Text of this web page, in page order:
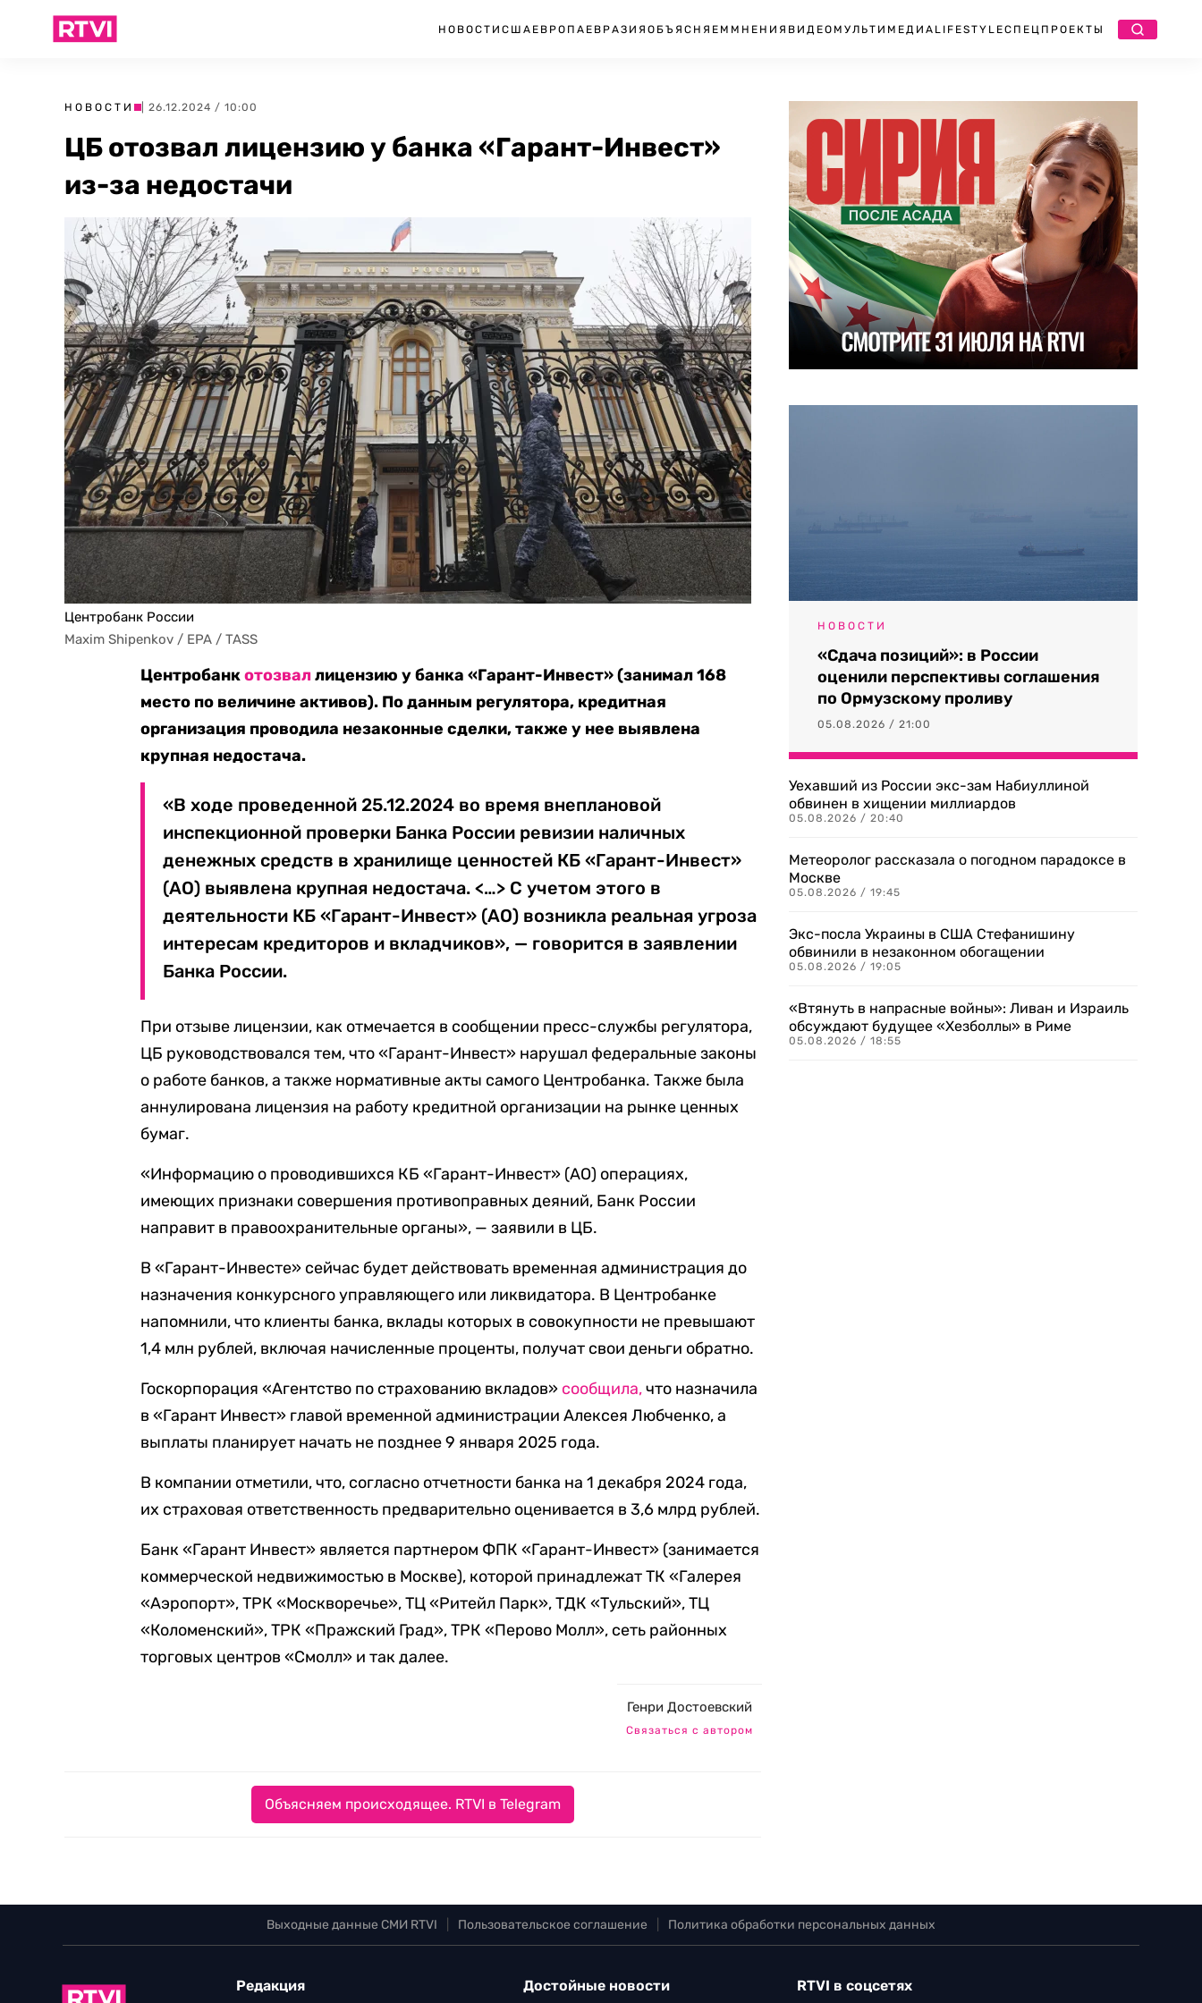
НОВОСТИ США ЕВРОПА ЕВРАЗИЯ ОБЪЯСНЯЕМ МНЕНИЯ ВИДЕО МУЛЬТИМЕДИА LIFESTYLEСПЕЦПРОЕКТЫ
НОВОСТИ | 26.12.2024 / 10:00
ЦБ отозвал лицензию у банка «Гарант-Инвест»
из-за недостачи
Центробанк России
Maxim Shipenkov / EPA / TASS
Центробанкотозваллицензию у банка «Гарант-Инвест» (занимал 168
место по величине активов). По данным регулятора, кредитная
организация проводила незаконные сделки, также у нее выявлена
крупная недостача.
«В ходе проведенной 25.12.2024 во время внеплановой
инспекционной проверки Банка России ревизии наличных
денежных средств в хранилище ценностей КБ «Гарант-Инвест»
(АО) выявлена крупная недостача. <…> С учетом этого в
деятельности КБ «Гарант-Инвест» (АО) возникла реальная угроза
интересам кредиторов и вкладчиков», — говорится в заявлении
Банка России.
При отзыве лицензии, как отмечается в сообщении пресс-службы регулятора,
ЦБ руководствовался тем, что «Гарант-Инвест» нарушал федеральные законы
о работе банков, а также нормативные акты самого Центробанка. Также была
аннулирована лицензия на работу кредитной организации на рынке ценных
бумаг.
«Информацию о проводившихся КБ «Гарант-Инвест» (АО) операциях,
имеющих признаки совершения противоправных деяний, Банк России
направит в правоохранительные органы», — заявили в ЦБ.
В «Гарант-Инвесте» сейчас будет действовать временная администрация до
назначения конкурсного управляющего или ликвидатора. В Центробанке
напомнили, что клиенты банка, вклады которых в совокупности не превышают
1,4 млн рублей, включая начисленные проценты, получат свои деньги обратно.
Госкорпорация «Агентство по страхованию вкладов» сообщила,что назначила
в «Гарант Инвест» главой временной администрации Алексея Любченко, а
выплаты планирует начать не позднее 9 января 2025 года.
В компании отметили, что, согласно отчетности банка на 1 декабря 2024 года,
их страховая ответственность предварительно оценивается в 3,6 млрд рублей.
Банк «Гарант Инвест» является партнером ФПК «Гарант-Инвест» (занимается
коммерческой недвижимостью в Москве), которой принадлежат ТК «Галерея
«Аэропорт», ТРК «Москворечье», ТЦ «Ритейл Парк», ТДК «Тульский», ТЦ
«Коломенский», ТРК «Пражский Град», ТРК «Перово Молл», сеть районных
торговых центров «Смолл» и так далее.
Генри Достоевский
Связаться с автором
Объясняем происходящее. RTVI в Telegram
НОВОСТИ
«Сдача позиций»: в России
оценили перспективы соглашения
по Ормузскому проливу
05.08.2026 / 21:00
Уехавший из России экс-зам Набиуллиной
обвинен в хищении миллиардов
05.08.2026 / 20:40
Метеоролог рассказала о погодном парадоксе в
Москве
05.08.2026 / 19:45
Экс-посла Украины в США Стефанишину
обвинили в незаконном обогащении
05.08.2026 / 19:05
«Втянуть в напрасные войны»: Ливан и Израиль
обсуждают будущее «Хезболлы» в Риме
05.08.2026 / 18:55
Выходные данные СМИ RTVI Пользовательское соглашение Политика обработки персональных данных
Редакция Достойные новости RTVI в соцсетях